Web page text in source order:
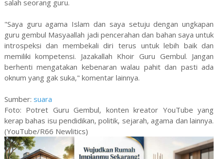
salah seorang guru.
"Saya guru agama Islam dan saya setuju dengan ungkapan
guru gembul Masyaallah jadi pencerahan dan bahan saya untuk
introspeksi dan membekali diri terus untuk lebih baik dan
memiliki kompetensi. Jazakallah Khoir Guru Gembul. Jangan
berhenti mengatakan kebenaran walau pahit dan pasti ada
oknum yang gak suka," komentar lainnya.
Sumber: suara
Foto: Potret Guru Gembul, konten kreator YouTube yang
kerap bahas isu pendidikan, politik, sejarah, agama dan lainnya.
(YouTube/R66 Newlitics)